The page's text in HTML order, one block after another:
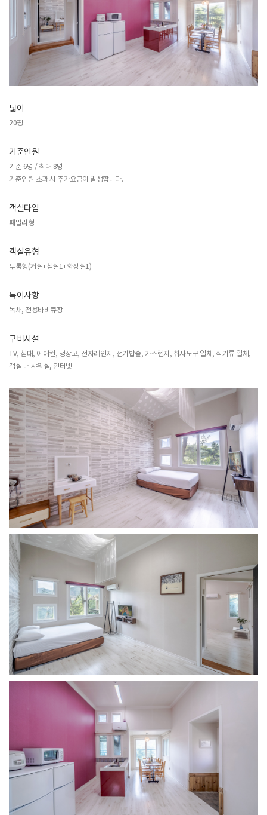
넓이
20평
기준인원
기준 6명 / 최대 8명
기준인원 초과 시 추가요금이 발생합니다.
객실타입
패밀리형
객실유형
투룸형(거실+침실1+화장실1)
특이사항
독채, 전용바비큐장
구비시설
TV, 침대, 에어컨, 냉장고, 전자레인지, 전기밥솥, 가스렌지, 취사도구 일체, 식기류 일체,
객실 내 샤워실, 인터넷